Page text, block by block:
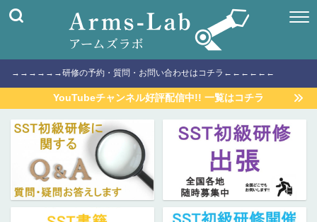
→→→→→→研修の予約・質問・お問い合わせはコチラ←←←←←←
YouTubeチャンネル好評配信中!! 一覧はコチラ